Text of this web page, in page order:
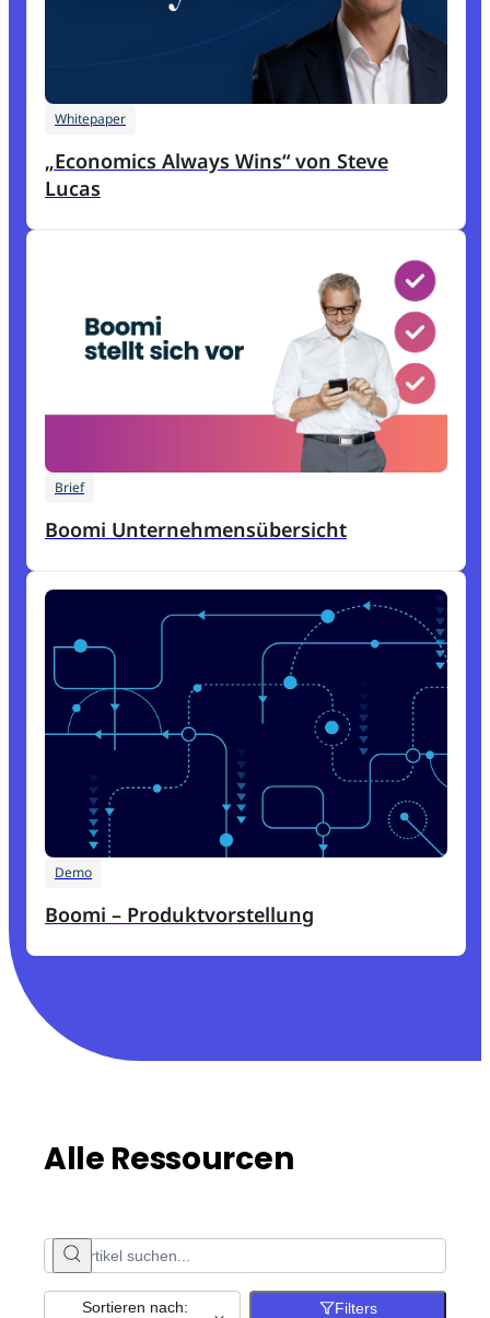
Whitepaper
„Economics Always Wins“ von Steve
Lucas
Brief
Boomi Unternehmensübersicht
Demo
Boomi – Produktvorstellung
Alle Ressourcen
Sortieren nach:
Filters